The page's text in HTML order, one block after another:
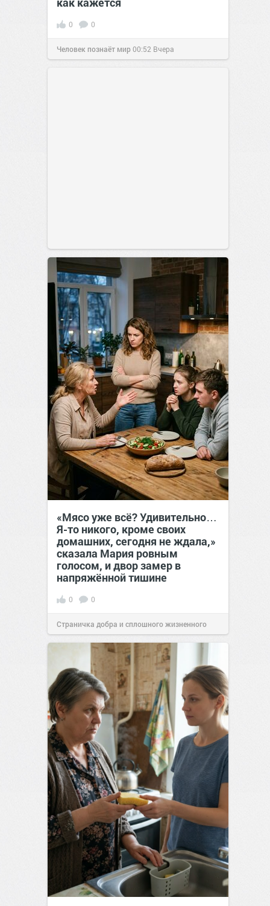
0 0
Человек познаёт мир00:52 Вчера
«Мясо уже всё? Удивительно…
Я-то никого, кроме своих
домашних, сегодня не ждала,»
сказала Мария ровным
голосом, и двор замер в
напряжённой тишине
0 0
Страничка добра и сплошного жизненного
позитива!15:38Вчера